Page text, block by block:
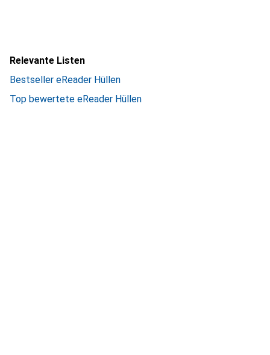
Relevante Listen
Bestseller eReader Hüllen
Top bewertete eReader Hüllen